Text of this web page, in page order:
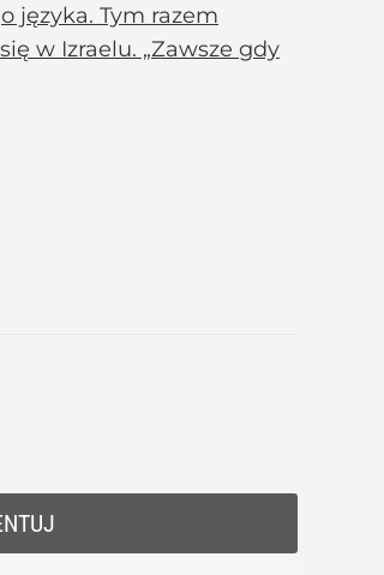
języka. Tym razem
w Izraelu. „Zawsze gdy